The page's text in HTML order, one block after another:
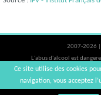
2007-2026 |
L'abus d'alcool est
Ce site utilise des cookies
navigation, vous acceptez